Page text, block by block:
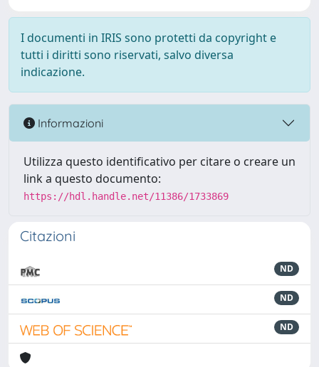
I documenti in IRIS sono protetti da copyright e
tutti i diritti sono riservati, salvo diversa
indicazione.
Informazioni
Utilizza questo identificativo per citare o creare un
link a questo documento:
https://hdl.handle.net/11386/1733869
Citazioni
ND
ND
ND